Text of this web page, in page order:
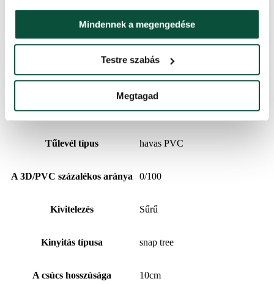
Mindennek a megengedése
Testre szabás
Megtagad
Magasság (állvánnyal) 210 cm
3D ágak száma 0
Szélesség 127 cm
PVC ágak száma 1658
Tűlevél típus havas PVC
A 3D/PVC százalékos aránya 0/100
Kivitelezés Sűrű
Kinyitás típusa snap tree
A csúcs hosszúsága 10cm